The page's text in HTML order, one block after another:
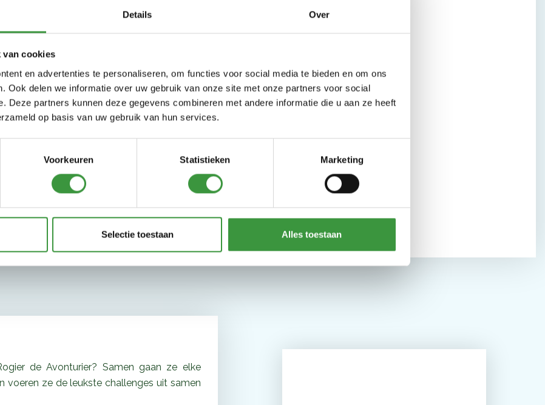
Details Over
van cookies
en advertenties te personaliseren, om functies voor social media te bieden en om ons
Ook delen we informatie over uw gebruik van onze site met onze partners voor social
Deze partners kunnen deze gegevens combineren met andere informatie die u aan ze heeft
op basis van uw gebruik van hun services.
Voorkeuren Statistieken Marketing
Selectie toestaan Alles toestaan
Is je kaart vol? Dan verleng je
cadeau doen? Goed idee!
Deze zijn verkrijgbaar aan
een toffe Monkey Town envelop.
de Avonturier? Samen gaan ze elke
voeren ze de leukste challenges uit samen